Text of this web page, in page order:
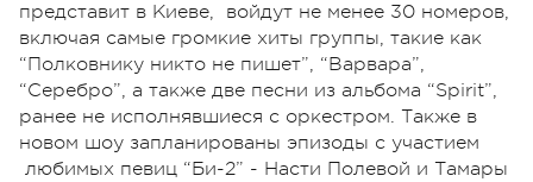
представит в Киеве, войдут не менее 30 номеров,
включая самые громкие хиты группы, такие как
“Полковнику никто не пишет”, “Варвара”,
“Серебро”, а также две песни из альбома “Spirit”,
ранее не исполнявшиеся с оркестром. Также в
новом шоу запланированы эпизоды с участием
любимых певиц “Би-2” - Насти Полевой и Тамары